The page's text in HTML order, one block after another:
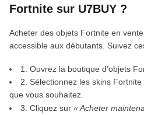
Fortnite sur U7BUY ?
Acheter des objets Fortnite en
accessible aux débutants. Suivez
1. Ouvrez la boutique d’objets
2. Sélectionnez les skins
que vous souhaitez.
3. Cliquez sur « Acheter